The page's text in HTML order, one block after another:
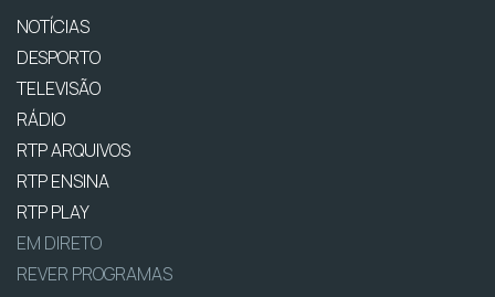
NOTÍCIAS
DESPORTO
TELEVISÃO
RÁDIO
RTP ARQUIVOS
RTP ENSINA
RTP PLAY
EM DIRETO
REVER PROGRAMAS